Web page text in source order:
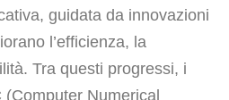
guidata da innovazioni
l’efficienza, la
Tra questi progressi, i
Numerical